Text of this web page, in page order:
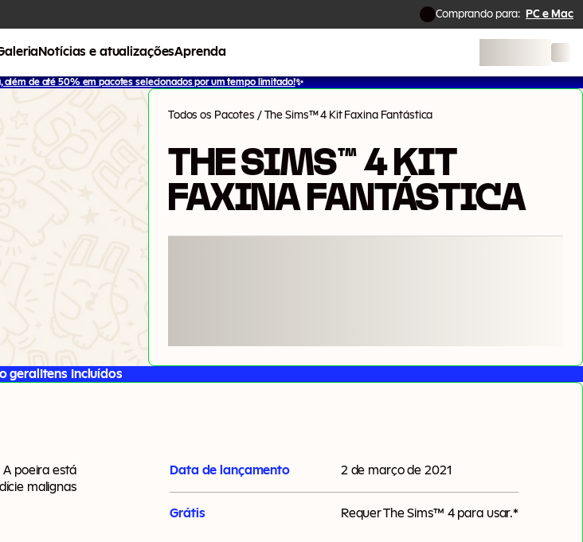
Comprando para: PC e Mac
Notícias e atualizaçõesAprenda
além de até 50% em pacotes selecionados por um tempo limitado!✨
Todos os Pacotes / The Sims™ 4 Kit Faxina Fantástica
THE SIMS™ 4 KIT
FAXINA FANTÁSTICA
geral Itens Incluídos
poeira está
malignas
Data de lançamento 2 de março de 2021
Grátis RequerThe Sims™ 4para usar.*